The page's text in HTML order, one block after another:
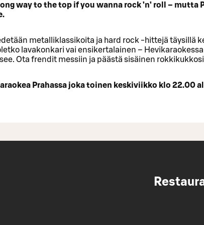
long way to the top if you wanna rock ’n’ roll – mutta
metalliklassikoita ja hard rock -hittejä täysillä
lavakonkari vai ensikertalainen –
Ota frendit messiin ja päästä sisäinen
Prahassa joka toinen keskiviikko klo 22.00